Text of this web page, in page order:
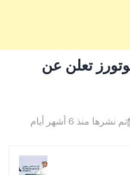
تعلن عن
تم نشرها منذ 6 أشهر أيام